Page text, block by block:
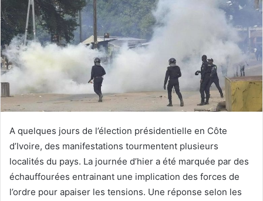
A quelques jours de l’élection présidentielle en Côte
d’Ivoire, des manifestations tourmentent plusieurs
localités du pays. La journée d’hier a été marquée par des
échauffourées entrainant une implication des forces de
l’ordre pour apaiser les tensions. Une réponse selon les